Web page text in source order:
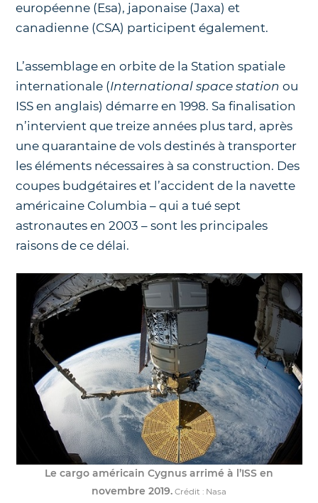
européenne (Esa), japonaise (Jaxa) et
canadienne (CSA) participent également.
L’assemblage en orbite de la Station spatiale
internationale (International space station ou
ISS en anglais) démarre en 1998. Sa finalisation
n’intervient que treize années plus tard, après
une quarantaine de vols destinés à transporter
les éléments nécessaires à sa construction. Des
coupes budgétaires et l’accident de la navette
américaine Columbia – qui a tué sept
astronautes en 2003 – sont les principales
raisons de ce délai.
Le cargo américain Cygnus arrimé à l’ISS en
novembre 2019. Crédit : Nasa